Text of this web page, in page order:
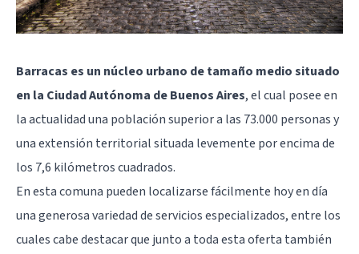
Barracas es un núcleo urbano de tamaño medio situado
en la Ciudad Autónoma de Buenos Aires, el cual posee en
la actualidad una población superior a las 73.000 personas y
una extensión territorial situada levemente por encima de
los 7,6 kilómetros cuadrados.
En esta comuna pueden localizarse fácilmente hoy en día
una generosa variedad de servicios especializados, entre los
cuales cabe destacar que junto a toda esta oferta también